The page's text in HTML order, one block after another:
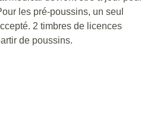
les pré-poussins, un seul
2 timbres de licences
de poussins.